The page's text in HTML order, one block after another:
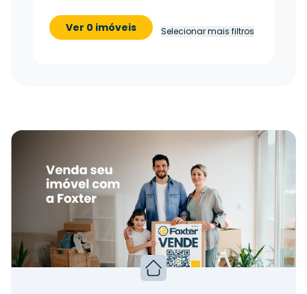
Ver 0 imóveis Selecionar mais filtros